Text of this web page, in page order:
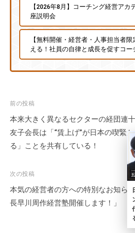
【2026年8月】コーチング経営アカ
座説明会
【無料開催・経営者・人事担当者
える！社員の自律と成長を促すコー
投
稿
ナ
ビ
ー
シ
ョ
前の投稿
本来大きく異なるセクターの経団連
友子会長は「“賃上げ”が日本の喫緊
る」ことを共有している！
次の投稿
本気の経営者の方への特別なお知ら
長早川周作経営塾開催します！」